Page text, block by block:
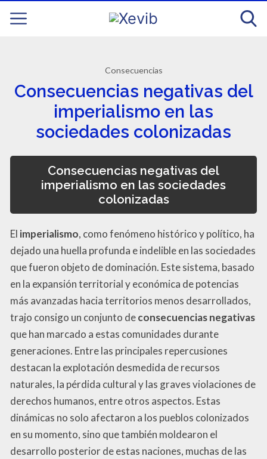
Consecuencias
Consecuencias negativas del
imperialismo en las
sociedades colonizadas
Consecuencias negativas del
imperialismo en las sociedades
colonizadas
El imperialismo, como fenómeno histórico y político, ha
dejado una huella profunda e indelible en las sociedades
que fueron objeto de dominación. Este sistema, basado
en la expansión territorial y económica de potencias
más avanzadas hacia territorios menos desarrollados,
trajo consigo un conjunto deconsecuencias negativas
que han marcado a estas comunidades durante
generaciones. Entre las principales repercusiones
destacan la explotación desmedida de recursos
naturales, la pérdida cultural y las graves violaciones de
derechos humanos, entre otros aspectos. Estas
dinámicas no solo afectaron a los pueblos colonizados
en su momento, sino que también moldearon el
desarrollo posterior de estas naciones, muchas de las